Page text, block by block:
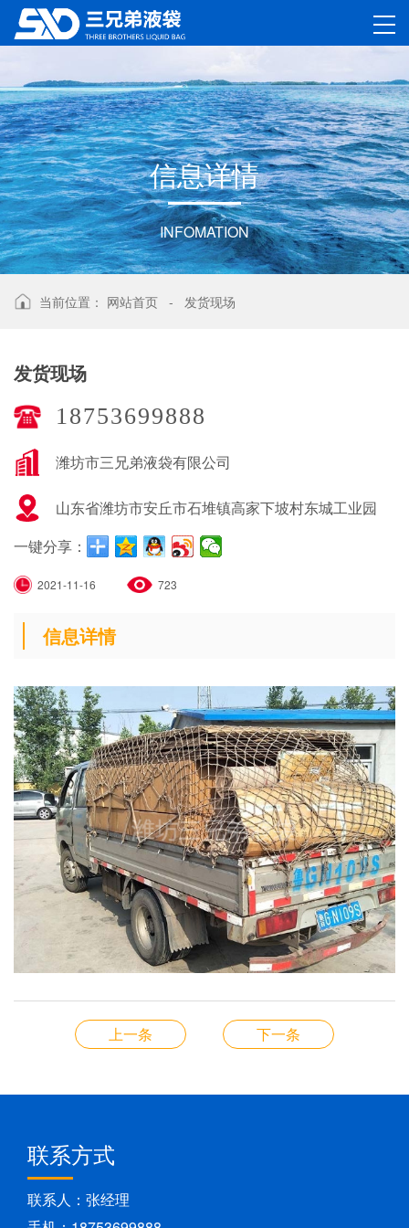
信息详情
INFOMATION
当前位置： 网站首页 - 发货现场
发货现场
18753699888
潍坊市三兄弟液袋有限公司
山东省潍坊市安丘市石堆镇高家下坡村东城工业园
一键分享：
2021-11-16 723
信息详情
上一条 下一条
联系方式
联系人：张经理